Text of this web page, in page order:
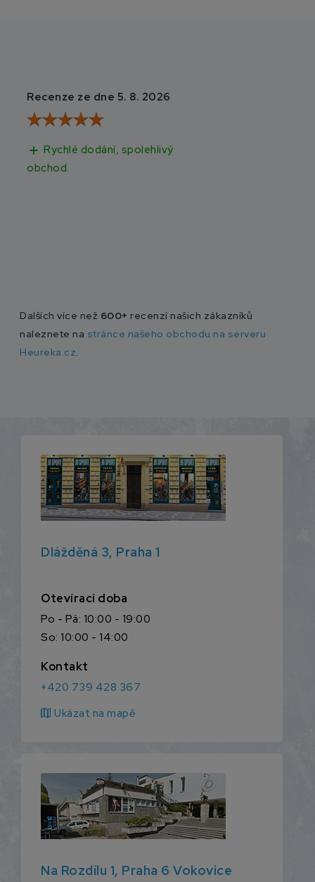
Recenze ze dne 5. 8. 2026
add Rychlé dodání, spolehlivý
obchod.
Dalších více než 600+ recenzí našich zákazníků
naleznete na stránce našeho obchodu na serveru
Heureka.cz.
Dlážděná 3, Praha 1
Otevírací doba
Po - Pá: 10:00 - 19:00
So: 10:00 - 14:00
Kontakt
+420 739 428 367
map Ukázat na mapě
Na Rozdílu 1, Praha 6 Vokovice